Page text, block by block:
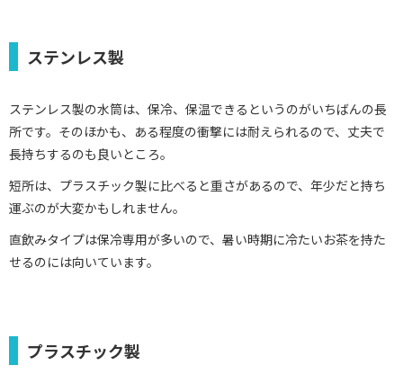
ステンレス製
ステンレス製の水筒は、保冷、保温できるというのがいちばんの長
所です。そのほかも、ある程度の衝撃には耐えられるので、丈夫で
長持ちするのも良いところ。
短所は、プラスチック製に比べると重さがあるので、年少だと持ち
運ぶのが大変かもしれません。
直飲みタイプは保冷専用が多いので、暑い時期に冷たいお茶を持た
せるのには向いています。
プラスチック製